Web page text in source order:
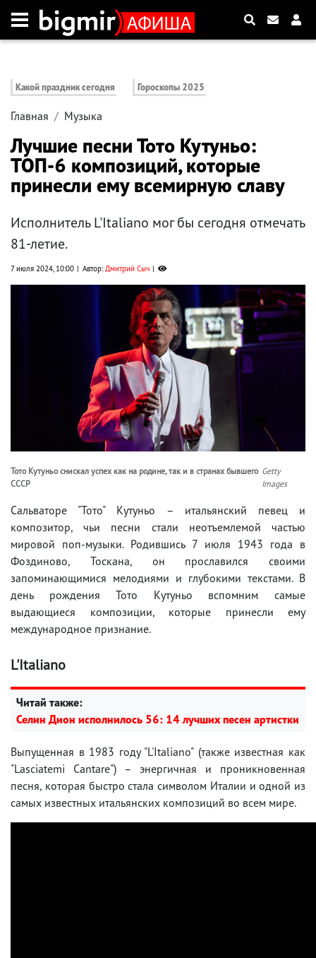
Какой праздник сегодня Гороскопы 2025
Главная Музыка
Лучшие песни Тото Кутуньо:
ТОП-6 композиций, которые
принесли ему всемирную славу
Исполнитель L'Italiano мог бы сегодня отмечать
81-летие.
7 июля 2024, 10:00 Автор:Дмитрий Сыч
Тото Кутуньо снискал успех как на родине, так и в странах бывшего
СССР
Getty
Images
Сальваторе "Тото" Кутуньо – итальянский певец и
композитор, чьи песни стали неотъемлемой частью
мировой поп-музыки. Родившись 7 июля 1943 года в
Фоздиново, Тоскана, он прославился своими
запоминающимися мелодиями и глубокими текстами. В
день рождения Тото Кутуньо вспомним самые
выдающиеся композиции, которые принесли ему
международное признание.
L'Italiano
Читай также:
Селин Дион исполнилось 56: 14 лучших песен артистки
Выпущенная в 1983 году "L'Italiano" (также известная как
"Lasciatemi Cantare") – энергичная и проникновенная
песня, которая быстро стала символом Италии и одной из
самых известных итальянских композиций во всем мире.